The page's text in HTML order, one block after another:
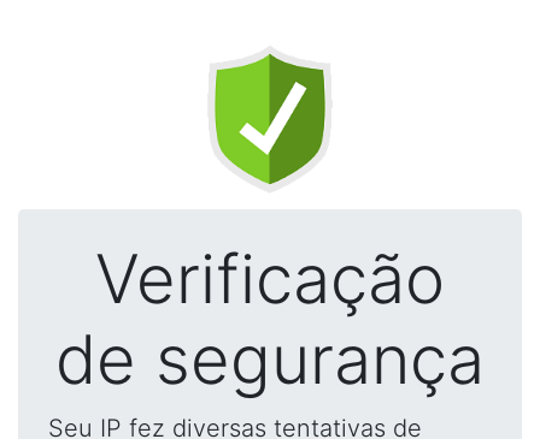
Verificação
de segurança
Seu IP fez diversas tentativas de